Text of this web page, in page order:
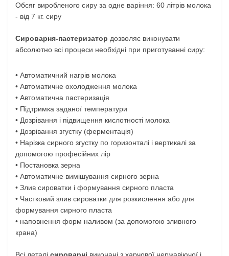
Обсяг виробленого сиру за одне варіння: 60 літрів молока
- від 7 кг. сиру
Сироварня-пастеризатор дозволяє виконувати
абсолютно всі процеси необхідні при приготуванні сиру:
• Автоматичний нагрів молока
• Автоматичне охолодження молока
• Автоматична пастеризація
• Підтримка заданої температури
• Дозрівання і підвищення кислотності молока
• Дозрівання згустку (ферментація)
• Нарізка сирного згустку по горизонталі і вертикалі за
допомогою професійних лір
• Постановка зерна
• Автоматичне вимішування сирного зерна
• Злив сироватки і формування сирного пласта
• Частковий злив сироватки для розкислення або для
формування сирного пласта
• наповнення форм наливом (за допомогою зливного
крана)
Всі деталі сироварні виконані з харчової нержавіючої і